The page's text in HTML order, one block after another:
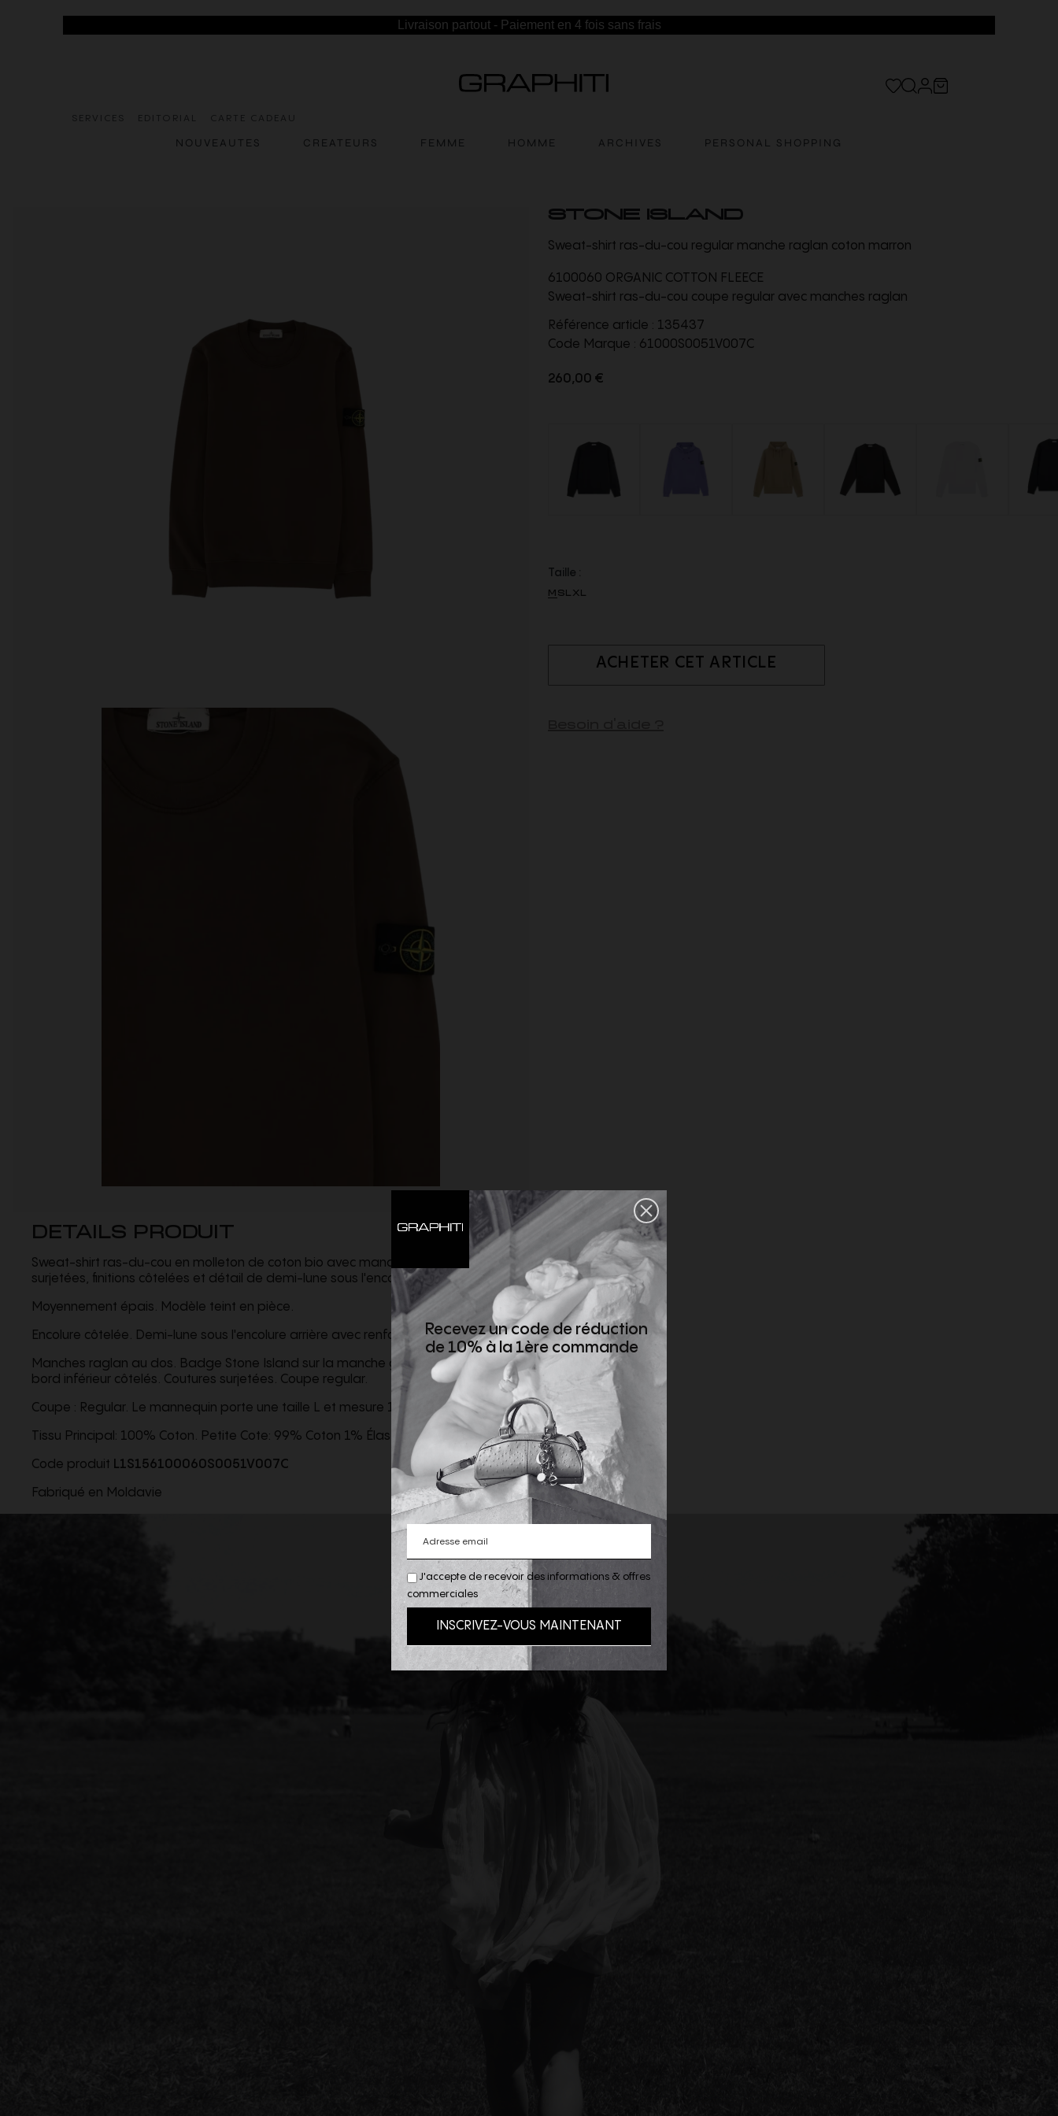
Livraison partout - Paiement en 4 fois sans frais
SERVICES EDITORIAL CARTE CADEAU
NOUVEAUTES CREATEURS FEMME HOMME ARCHIVES PERSONAL SHOPPING
STONE ISLAND
Sweat-shirt ras-du-cou regular manche raglan coton marron
6100060 ORGANIC COTTON FLEECE
Sweat-shirt ras-du-cou coupe regular avec manches raglan
Référence article : 135437
Code Marque : 61000S0051V007C
260,00 €
Taille :
MSL XL
ACHETER CET ARTICLE
DETAILS PRODUIT
Sweat-shirt ras-du-cou en molleton de coton bio avec manches raglan, coutures
surjetées, finitions côtelées et détail de demi-lune sous l'encolure arrière.
Moyennement épais. Modèle teint en pièce.
Encolure côtelée. Demi-lune sous l'encolure arrière avec renfort intérieur.
Manches raglan au dos. Badge Stone Island sur la manche gauche. Poignets et
bord inférieur côtelés. Coutures surjetées. Coupe regular.
Coupe : Regular. Le mannequin porte une taille L et mesure 187cm.
Tissu Principal: 100% Coton. Petite Cote: 99% Coton 1% Élasthanne
Code produit L1S156100060S0051V007C
Fabriqué en Moldavie
J'accepte de recevoir des informations & offres
commerciales
Recevez un code de réduction
de 10% à la 1ère commande